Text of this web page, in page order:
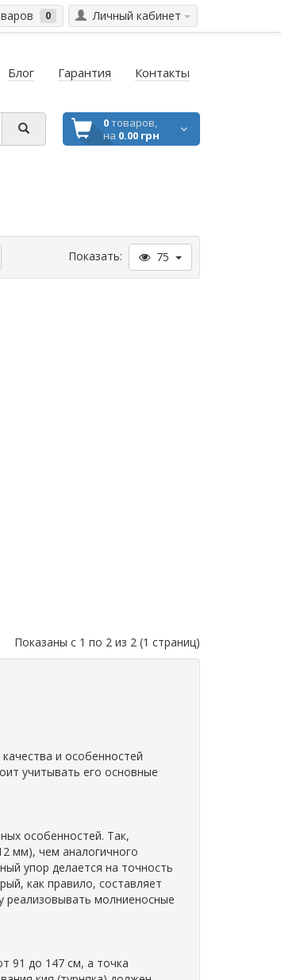
Личный кабинет
0
Блог Гарантия Контакты
0товаров,
на 0.00 грн
Показать: 75
Показаны с 1 по 2 из 2 (1 страниц)
и особенностей
учитывать его основные
особенностей. Так,
мм), чем аналогичного
упор делается на точность
как правило, составляет
реализовывать молниеносные
91 до 147 см, а точка